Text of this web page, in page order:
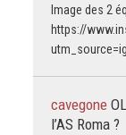
Image des 2
https://
cavegone
l’AS Roma ?